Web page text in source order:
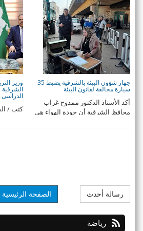
جهاز شؤون البيئة بالشرقية يضبط 35
سيارة مخالفة لقانون البيئة
أكد الأستاذ الدكتور ممدوح غراب
محافظ الشرقية أن جودة الهواء هى
وزير
الشرقية
الدراسى
كتب /
رسالة أحدث الصفحة الرئيسية
رياضة